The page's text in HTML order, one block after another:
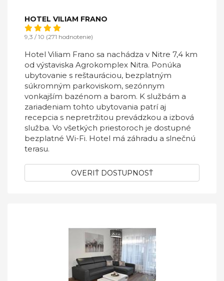
HOTEL VILIAM FRANO
9,3 / 10 (271 hodnotenie)
Hotel Viliam Frano sa nachádza v Nitre 7,4 km
od výstaviska Agrokomplex Nitra. Ponúka
ubytovanie s reštauráciou, bezplatným
súkromným parkoviskom, sezónnym
vonkajším bazénom a barom. K službám a
zariadeniam tohto ubytovania patrí aj
recepcia s nepretržitou prevádzkou a izbová
služba. Vo všetkých priestoroch je dostupné
bezplatné Wi-Fi. Hotel má záhradu a slnečnú
terasu.
OVERIŤ DOSTUPNOSŤ